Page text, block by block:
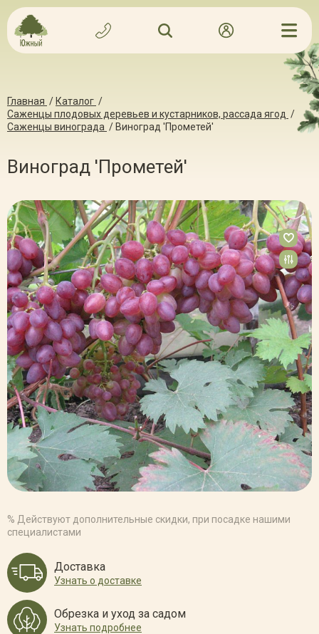
Главная / Каталог /
Саженцы плодовых деревьев и кустарников, рассада ягод /
Саженцы винограда / Виноград 'Прометей'
Виноград 'Прометей'
% Действуют дополнительные скидки, при посадке нашими
специалистами
Доставка
Узнать о доставке
Обрезка и уход за садом
Узнать подробнее